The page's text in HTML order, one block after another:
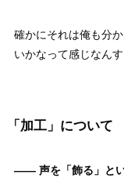
確かにそれは俺も分
いかなって感じなん
「加工」について
—— 声を「飾る」と